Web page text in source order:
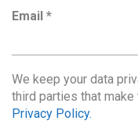
Email *
We keep your data
third parties that
Privacy Policy.